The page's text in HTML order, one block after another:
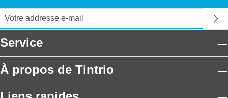
Service
À propos de Tintrio